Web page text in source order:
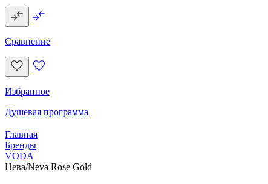
Сравнение
Избранное
Душевая программа
Главная
Бренды
VODA
Нева/Neva Rose Gold